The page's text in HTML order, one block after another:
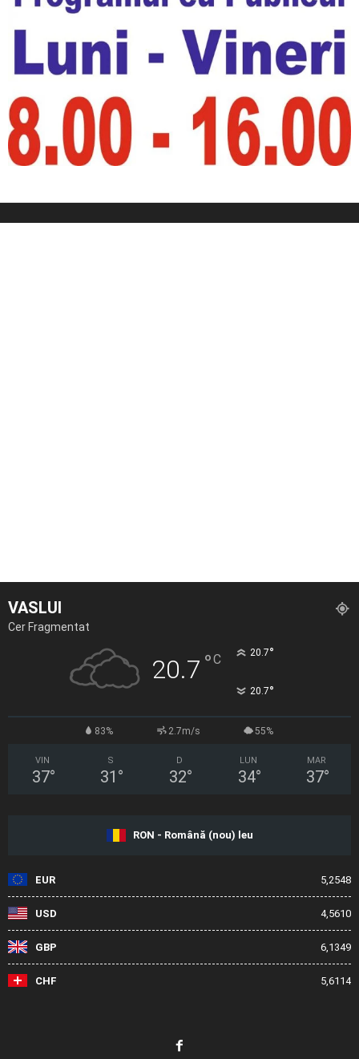
VASLUI
Cer Fragmentat
20.7 °C 20.7°
20.7°
83% 2.7m/s 55%
VIN
37°
S
31 °
D
32°
LUN
34°
MAR
37°
RON - Română (nou) leu
EUR 5,2548
USD 4,5610
GBP 6,1349
CHF 5,6114